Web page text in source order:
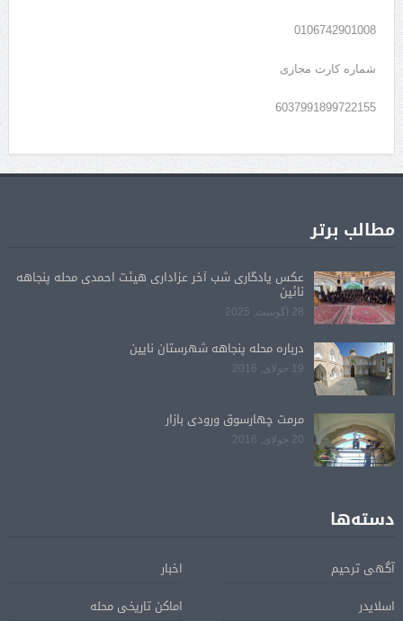
0106742901008
شماره کارت مجازی
6037991899722155
مطالب برتر
عکس یادگاری شب آخر عزاداری هیئت احمدی محله پنجاهه
نائین
28 آگوست, 2025
درباره محله پنجاهه شهرستان نایین
19 جولای, 2016
مرمت چهارسوق ورودی بازار
20 جولای, 2016
دسته‌ها
آگهی ترحیم
اخبار
اسلایدر
اماکن تاریخی محله